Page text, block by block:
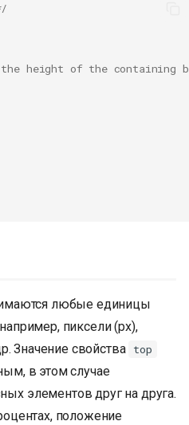
the height of the containing
любые единицы
пиксели (px),
Значение свойства top
в этом случае
элементов друг на друга.
положение